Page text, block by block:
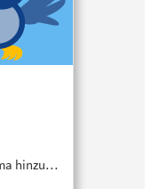
hinzu…